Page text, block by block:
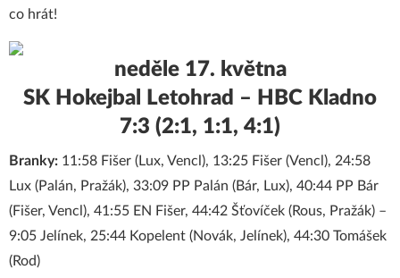
co hrát!
neděle 17. května
SK Hokejbal Letohrad – HBC Kladno
7:3 (2:1, 1:1, 4:1)
Branky: 11:58 Fišer (Lux, Vencl), 13:25 Fišer (Vencl), 24:58
Lux (Palán, Pražák), 33:09 PP Palán (Bár, Lux), 40:44 PP Bár
(Fišer, Vencl), 41:55 EN Fišer, 44:42 Šťovíček (Rous, Pražák) –
9:05 Jelínek, 25:44 Kopelent (Novák, Jelínek), 44:30 Tomášek
(Rod)